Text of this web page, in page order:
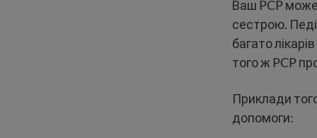
Ваш PCP
сестрою.
багато
того ж PCP
Приклади
допомоги: